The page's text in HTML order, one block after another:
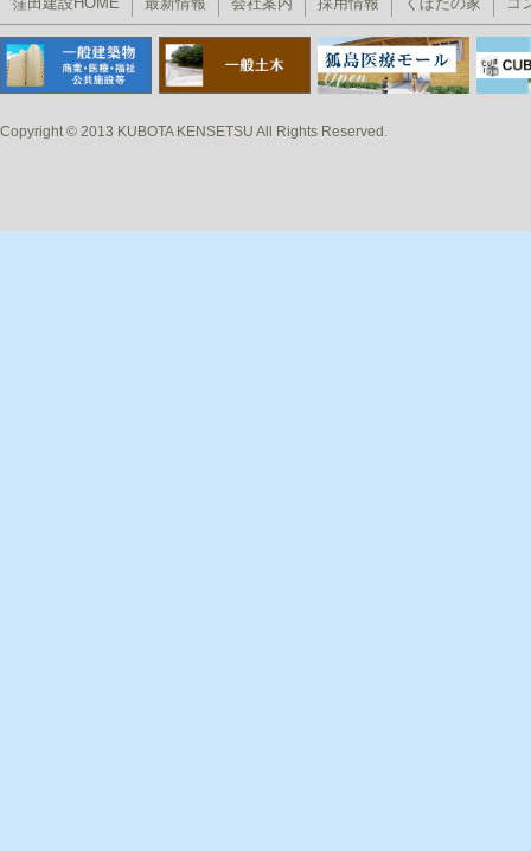
Copyright © 2013 KUBOTA KENSETSU All Rights Reserved.